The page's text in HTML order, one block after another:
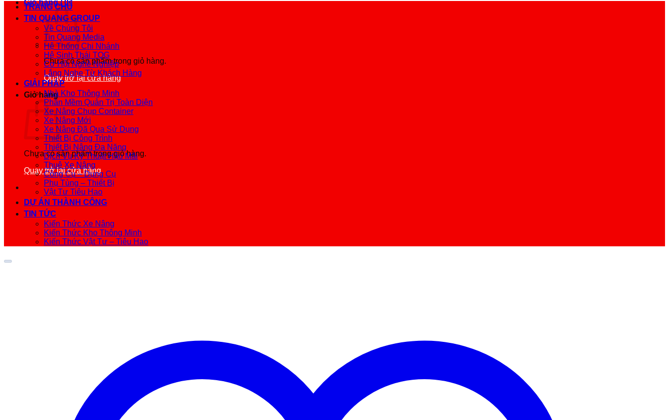
Giỏ hàng /0₫
Chưa có sản phẩm trong giỏ hàng.
Quay trở lại cửa hàng
Giỏ hàng
Chưa có sản phẩm trong giỏ hàng.
Quay trở lại cửa hàng
TRANG CHỦ
TIN QUANG GROUP
Về Chúng Tôi
Tin Quang Media
Hệ Thống Chi Nhánh
Hệ Sinh Thái TQG
Cơ Hội Nghề Nghiệp
Lắng Nghe Từ Khách Hàng
GIẢI PHÁP
Nhà Kho Thông Minh
Phần Mềm Quản Trị Toàn Diện
Xe Nâng Chụp Container
Xe Nâng Mới
Xe Nâng Đã Qua Sử Dụng
Thiết Bị Công Trình
Thiết Bị Nâng Đa Năng
Dịch Vụ Kỹ Thuật Hậu Mãi
Thuê Xe Nâng
Công Cụ – Dụng Cụ
Phụ Tùng – Thiết Bị
Vật Tư Tiêu Hao
DỰ ÁN THÀNH CÔNG
TIN TỨC
Kiến Thức Xe Nâng
Kiến Thức Kho Thông Minh
Kiến Thức Vật Tư – Tiêu Hao